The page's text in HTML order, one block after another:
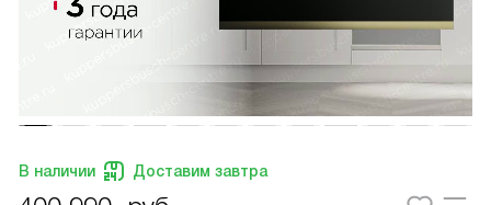
В наличии Доставим завтра